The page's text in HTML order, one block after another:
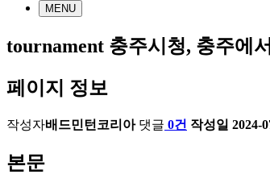
MENU
tournament 충주시청, 충주에
페이지 정보
작성자배드민턴코리아 댓글 0건 작성일 2024-
본문